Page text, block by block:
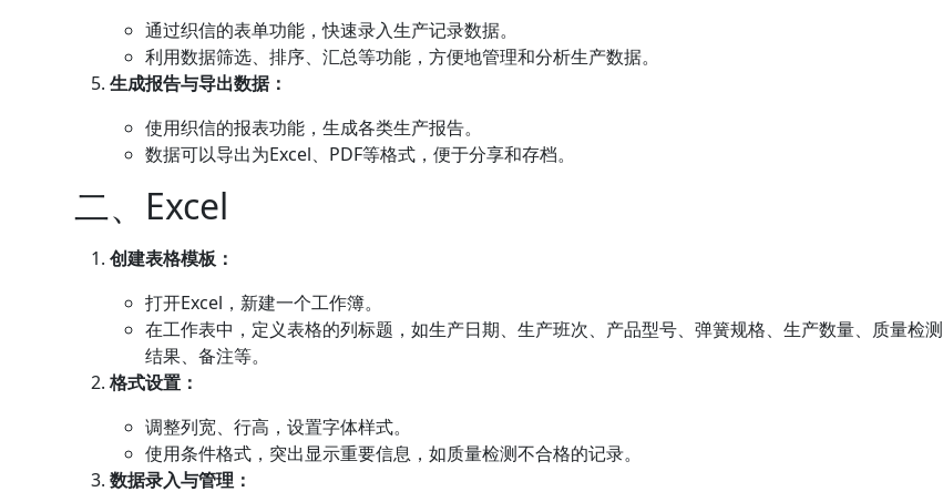
通过织信的表单功能，快速录入生产记录数据。
利用数据筛选、排序、汇总等功能，方便地管理和分析生产数据。
生成报告与导出数据：
使用织信的报表功能，生成各类生产报告。
数据可以导出为Excel、PDF等格式，便于分享和存档。
二、Excel
创建表格模板：
打开Excel，新建一个工作簿。
在工作表中，定义表格的列标题，如生产日期、生产班次、产品型号、弹簧规格、生产数量、质量检测
结果、备注等。
格式设置：
调整列宽、行高，设置字体样式。
使用条件格式，突出显示重要信息，如质量检测不合格的记录。
数据录入与管理：